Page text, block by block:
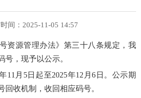
间：2025-11-05 14:57
资源管理办法》第三十八条规定，我
号，现予以公示。
11月5日起至2025年12月6日。公示期
回收机制，收回相应码号。